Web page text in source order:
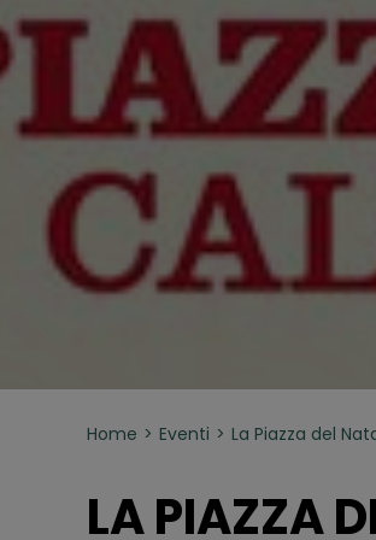
Home Eventi La Piazza del
LA PIAZZA